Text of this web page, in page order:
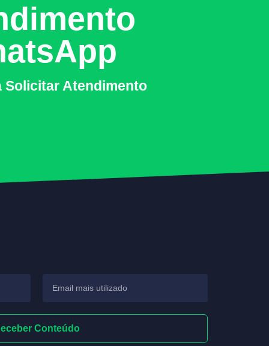
Solicitar Atendimento
Conteúdo